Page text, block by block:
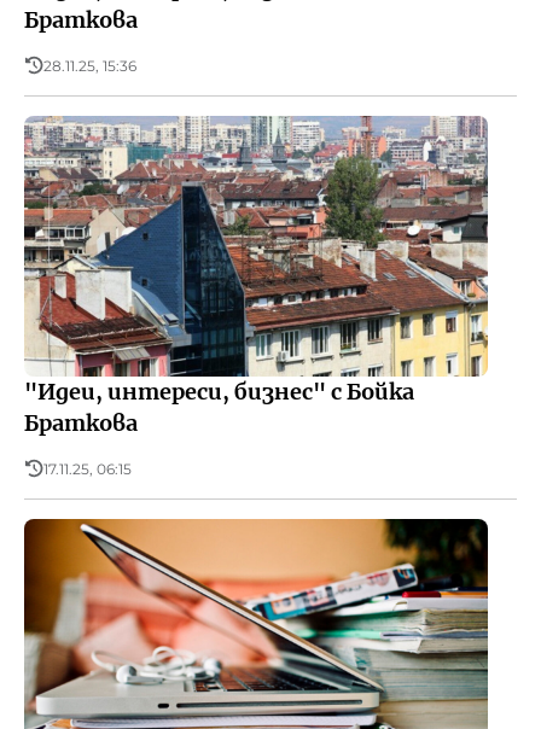
Браткова
28.11.25, 15:36
"Идеи, интереси, бизнес" с Бойка
Браткова
17.11.25, 06:15